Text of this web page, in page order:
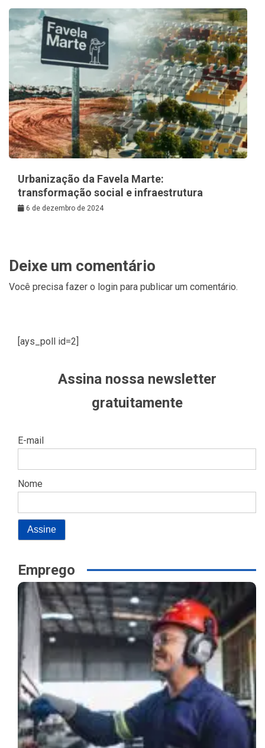
Urbanização da Favela Marte:
transformação social e infraestrutura
6 de dezembro de 2024
Deixe um comentário
Você precisa fazer o login para publicar um comentário.
[ays_poll id=2]
Assina nossa newsletter
gratuitamente
E-mail
Nome
Emprego